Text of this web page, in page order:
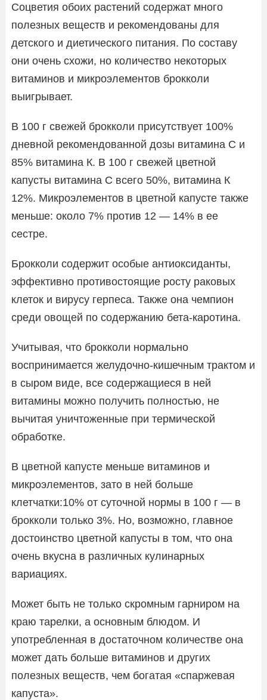
Соцветия обоих растений содержат много
полезных веществ и рекомендованы для
детского и диетического питания. По составу
они очень схожи, но количество некоторых
витаминов и микроэлементов брокколи
выигрывает.
В 100 г свежей брокколи присутствует 100%
дневной рекомендованной дозы витамина С и
85% витамина К. В 100 г свежей цветной
капусты витамина С всего 50%, витамина К
12%. Микроэлементов в цветной капусте также
меньше: около 7% против 12 — 14% в ее
сестре.
Брокколи содержит особые антиоксиданты,
эффективно противостоящие росту раковых
клеток и вирусу герпеса. Также она чемпион
среди овощей по содержанию бета-каротина.
Учитывая, что брокколи нормально
воспринимается желудочно-кишечным трактом и
в сыром виде, все содержащиеся в ней
витамины можно получить полностью, не
вычитая уничтоженные при термической
обработке.
В цветной капусте меньше витаминов и
микроэлементов, зато в ней больше
клетчатки:10% от суточной нормы в 100 г — в
брокколи только 3%. Но, возможно, главное
достоинство цветной капусты в том, что она
очень вкусна в различных кулинарных
вариациях.
Может быть не только скромным гарниром на
краю тарелки, а основным блюдом. И
употребленная в достаточном количестве она
может дать больше витаминов и других
полезных веществ, чем богатая «спаржевая
капуста».